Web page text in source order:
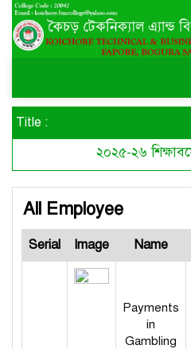
Title :
২০২৫-২৬
All Employee
Serial Image Name
Payments
in
Gambling